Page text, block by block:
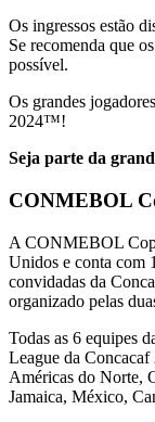
Os ingressos estão
Se recomenda que
possível.
Os grandes
2024™!
Seja parte da
CONMEBOL
A CONMEBOL
Unidos e conta com
convidadas da
organizado pelas
Todas as 6 equipes
League da Concacaf
Américas do Norte,
Jamaica, México,